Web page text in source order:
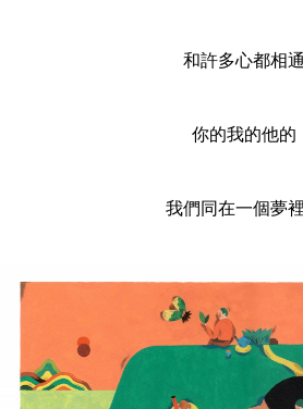
和許多心都相通
你的我的他的
我們同在一個夢